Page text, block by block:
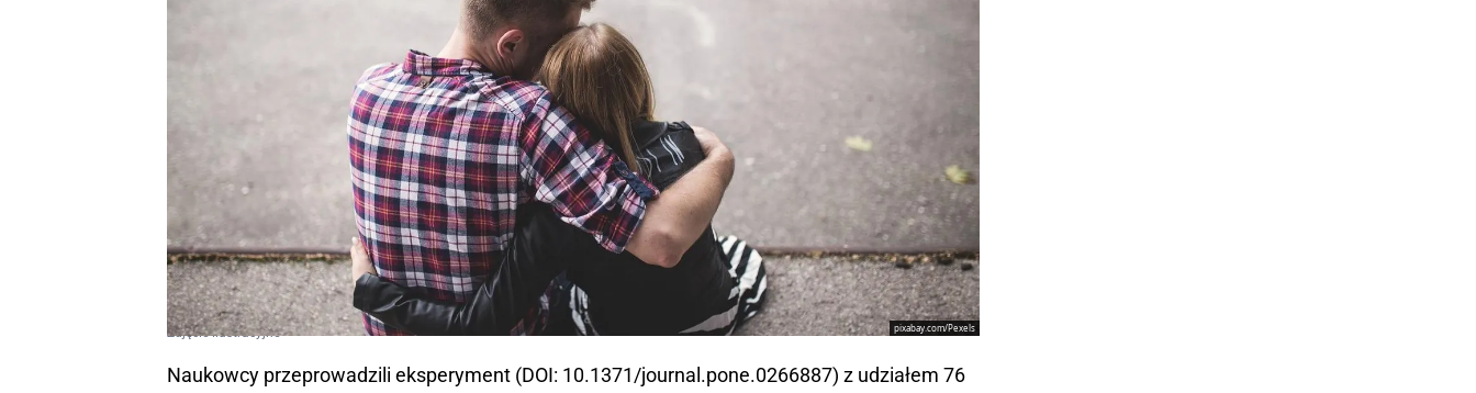
pixabay.com/Pexels
Zdjęcie ilustracyjne
Naukowcy przeprowadzili eksperyment (DOI: 10.1371/journal.pone.0266887) z udziałem 76